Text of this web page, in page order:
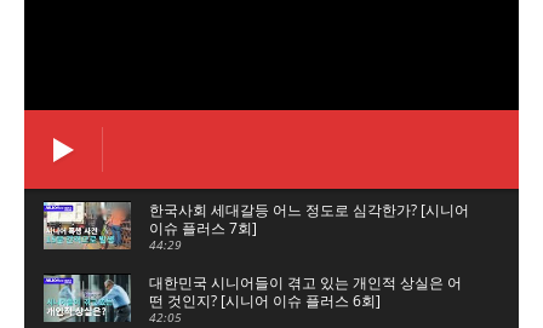
한국사회 세대갈등 어느 정도로 심각한가? [시니어
이슈 플러스 7회]
44:29
대한민국 시니어들이 겪고 있는 개인적 상실은 어
떤 것인지? [시니어 이슈 플러스 6회]
42:05